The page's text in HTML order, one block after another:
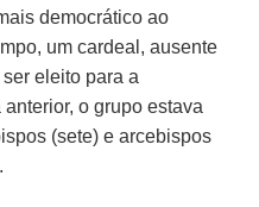
democrático ao
um cardeal, ausente
eleito para a
o grupo estava
(sete) e arcebispos